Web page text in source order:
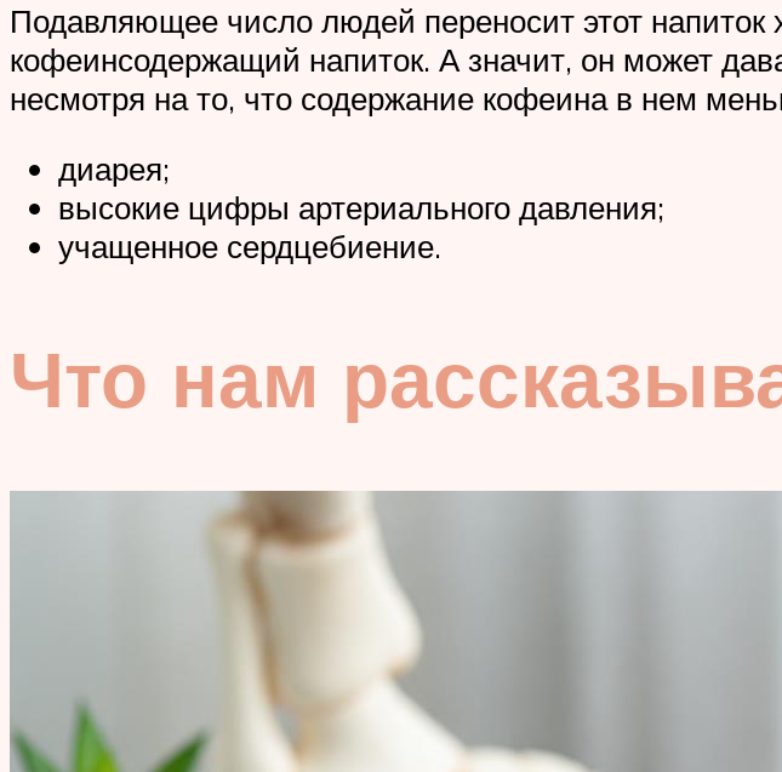
Подавляющее число людей переносит этот напиток
кофеинсодержащий напиток. А значит, он может
несмотря на то, что содержание кофеина в нем
диарея;
высокие цифры артериального давления;
учащенное сердцебиение.
Что нам